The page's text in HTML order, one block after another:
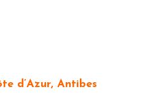
d’Azur, Antibes